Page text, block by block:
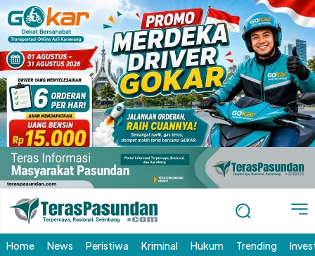
Home News Peristiwa Kriminal Hukum Trending